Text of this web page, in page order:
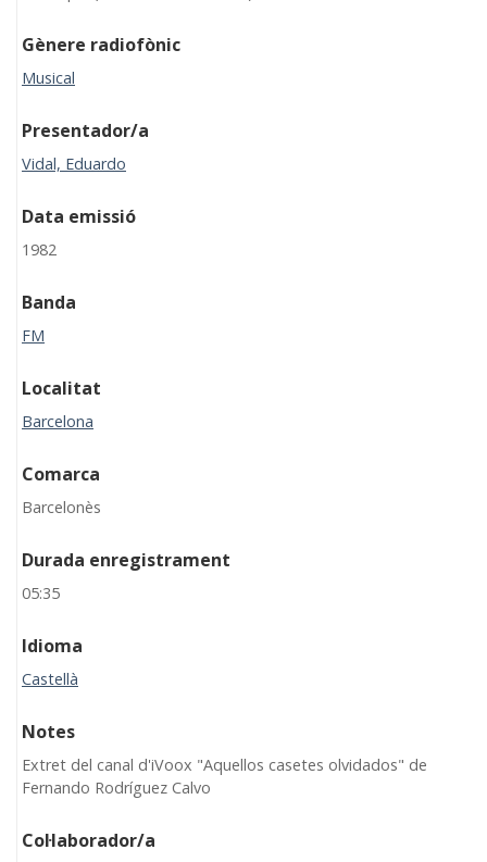
Gènere radiofònic
Musical
Presentador/a
Vidal, Eduardo
Data emissió
1982
Banda
FM
Localitat
Barcelona
Comarca
Barcelonès
Durada enregistrament
05:35
Idioma
Castellà
Notes
Extret del canal d'iVoox "Aquellos casetes olvidados" de
Fernando Rodríguez Calvo
Col·laborador/a